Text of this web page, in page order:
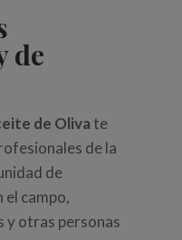
de
de Oliva te
de la
de
campo,
otras personas